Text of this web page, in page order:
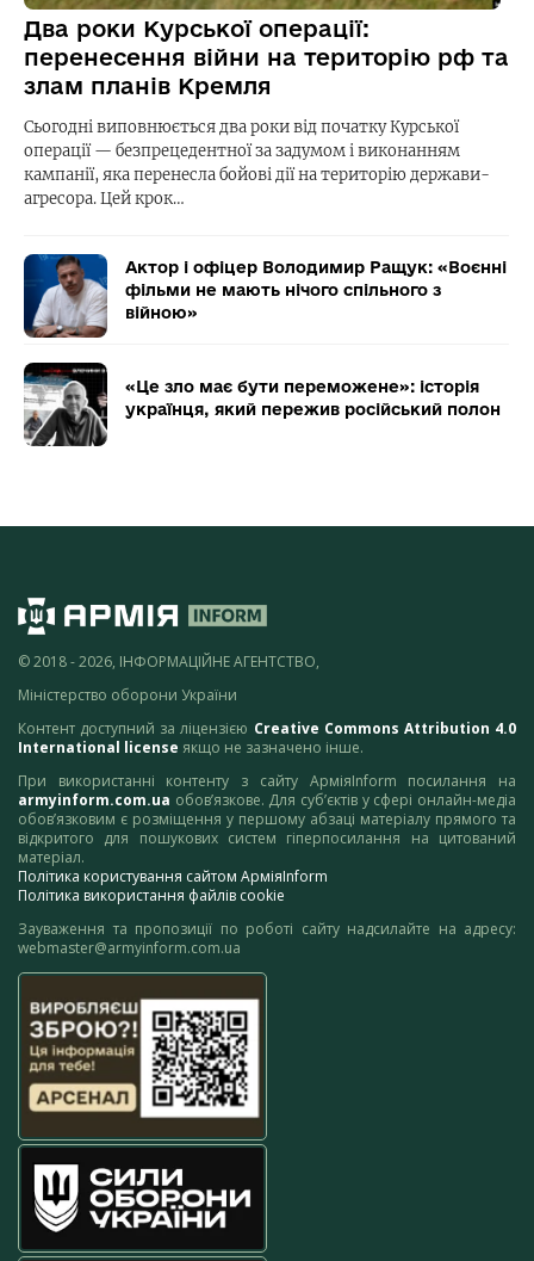
Два роки Курської операції:
перенесення війни на територію рф та
злам планів Кремля
Сьогодні виповнюється два роки від початку Курської
операції — безпрецедентної за задумом і виконанням
кампанії, яка перенесла бойові дії на територію держави-
агресора. Цей крок…
Актор і офіцер Володимир Ращук: «Воєнні
фільми не мають нічого спільного з
війною»
«Це зло має бути переможене»: історія
українця, який пережив російський полон
© 2018 - 2026, ІНФОРМАЦІЙНЕ АГЕНТСТВО,
Міністерство оборони України
Контент доступний за ліцензією Creative Commons Attribution 4.0
International license якщо не зазначено інше.
При використанні контенту з сайту АрміяInform посилання на
armyinform.com.ua обов’язкове. Для суб’єктів у сфері онлайн-медіа
обов’язковим є розміщення у першому абзаці матеріалу прямого та
відкритого для пошукових систем гіперпосилання на цитований
матеріал.
Політика користування сайтом АрміяInform
Політика використання файлів cookie
Зауваження та пропозиції по роботі сайту надсилайте на адресу:
webmaster@armyinform.com.ua